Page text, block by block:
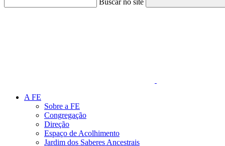
Buscar no site
A FE
Sobre a FE
Congregação
Direção
Espaço de Acolhimento
Jardim dos Saberes Ancestrais